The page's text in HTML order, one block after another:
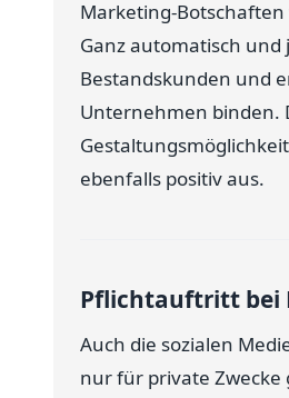
Marketing-
Ganz automatisch und
Bestandskunden und
Unternehmen binden.
ebenfalls positiv aus.
Pflichtauftritt bei
Auch die sozialen
nur für private